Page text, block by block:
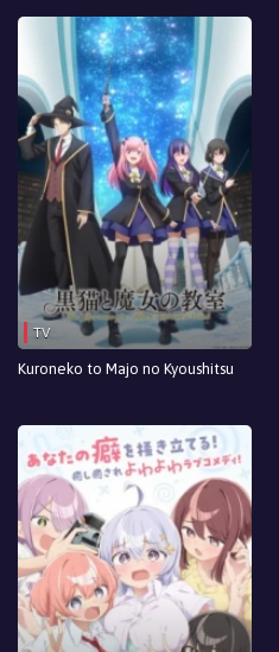
TV
Kuroneko to Majo no Kyoushitsu